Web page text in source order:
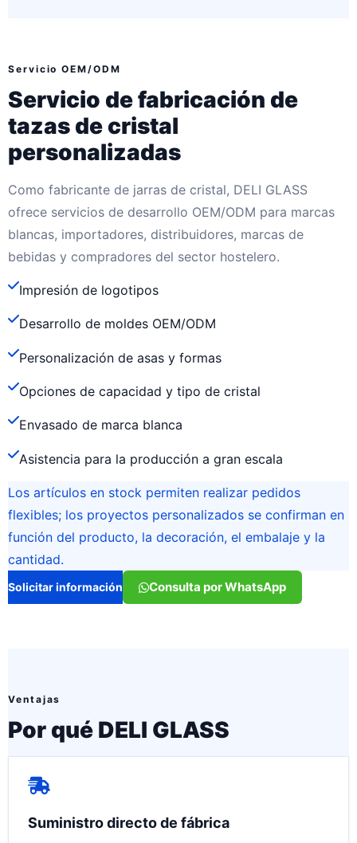
Servicio OEM/ODM
Servicio de fabricación de
tazas de cristal
personalizadas
Como fabricante de jarras de cristal, DELI GLASS
ofrece servicios de desarrollo OEM/ODM para marcas
blancas, importadores, distribuidores, marcas de
bebidas y compradores del sector hostelero.
Impresión de logotipos
Desarrollo de moldes OEM/ODM
Personalización de asas y formas
Opciones de capacidad y tipo de cristal
Envasado de marca blanca
Asistencia para la producción a gran escala
Los artículos en stock permiten realizar pedidos
flexibles; los proyectos personalizados se confirman en
función del producto, la decoración, el embalaje y la
cantidad.
Solicitar información Consulta por WhatsApp
Ventajas
Por qué DELI GLASS
Suministro directo de fábrica